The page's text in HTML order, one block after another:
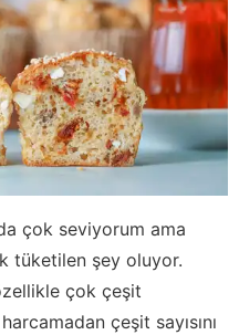
çok seviyorum ama
tüketilen şey oluyor.
çok çeşit
çeşit sayısını